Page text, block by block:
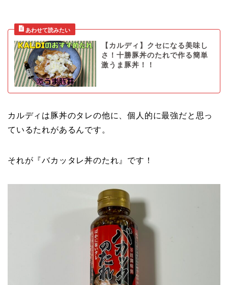
【カルディ】クセになる美味し
さ！十勝豚丼のたれで作る簡単
激うま豚丼！！
カルディは豚丼のタレの他に、個人的に最強だと思っ
ているたれがあるんです。
それが『バカッタレ丼のたれ』です！